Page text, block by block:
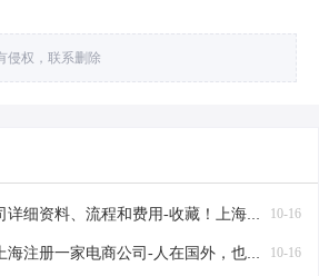
侵权，联系删除
10-16
流程和费用-收藏！上海注册公司详细资料、流程和费用
10-16
电商公司-人在国外，也能在上海注册一家电商公司